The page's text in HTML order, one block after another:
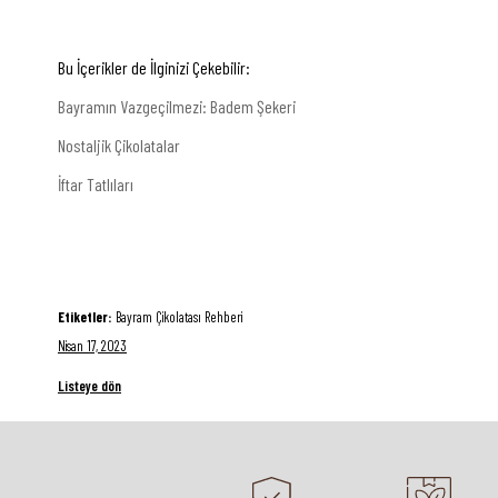
Bu İçerikler de İlginizi Çekebilir:
Bayramın Vazgeçilmezi: Badem Şekeri
Nostaljik Çikolatalar
İftar Tatlıları
Etiketler: Bayram Çikolatası Rehberi
Nisan 17, 2023
Listeye dön